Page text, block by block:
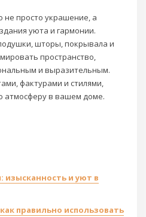
не просто украшение, а
уюта и гармонии.
шторы, покрывала и
пространство,
и выразительным.
фактурами и стилями,
атмосферу в вашем доме.
и уют в
правильно использовать